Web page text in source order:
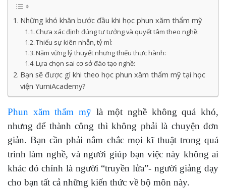
Những khó khăn bước đầu khi học phun xăm thẩm mỹ
Chưa xác định đúng tư tưởng và quyết tâm theo nghề:
Thiếu sự kiên nhẫn, tỷ mỉ:
Nắm vững lý thuyết nhưng thiếu thực hành:
Lựa chọn sai cơ sở đào tạo nghề:
Bạn sẽ được gì khi theo học phun xăm thẩm mỹ tại học
viện YumiAcademy?
Phun xăm thẩm mỹ là một nghề không quá khó,
nhưng để thành công thì không phải là chuyện đơn
giản. Bạn cần phải nắm chắc mọi kĩ thuật trong quá
trình làm nghề, và người giúp bạn việc này không ai
khác đó chính là người “truyền lửa”- người giảng dạy
cho bạn tất cả những kiến thức về bộ môn này.